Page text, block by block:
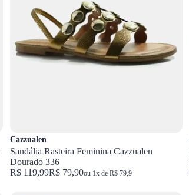
Cazzualen
Sandália Rasteira Feminina Cazzualen
Dourado 336
R$ 119,99R$ 79,90ou 1x de R$ 79,9